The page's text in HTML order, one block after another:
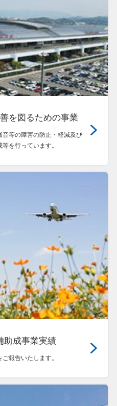
を図るための事業
等の障害の防止・軽減及び
を行っています。
助成事業実績
報告いたします。